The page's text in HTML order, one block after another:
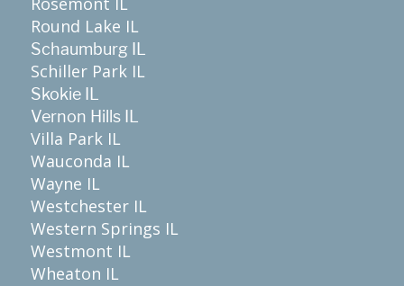
Round Lake IL
Schaumburg IL
Schiller Park IL
Skokie IL
Vernon Hills IL
Villa Park IL
Wauconda IL
Wayne IL
Westchester IL
Western Springs IL
Westmont IL
Wheaton IL